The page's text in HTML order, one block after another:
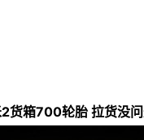
货箱700轮胎 拉货没